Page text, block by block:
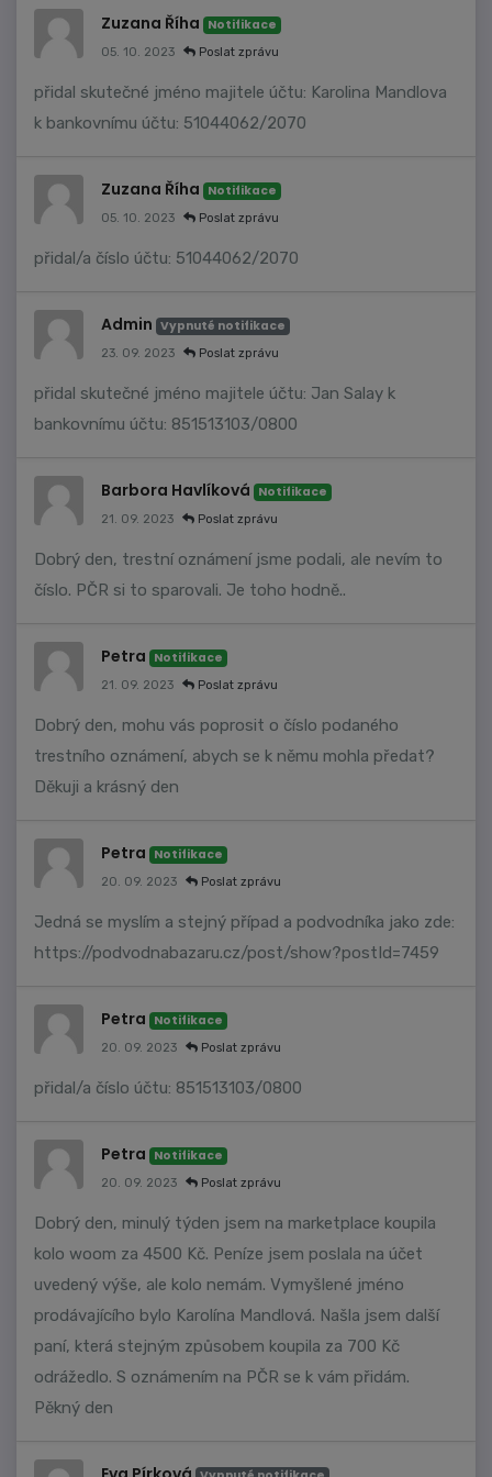
Zuzana Říha Notifikace
05. 10. 2023 Poslat zprávu
přidal skutečné jméno majitele účtu: Karolina Mandlova
k bankovnímu účtu: 51044062/2070
Zuzana Říha Notifikace
05. 10. 2023 Poslat zprávu
přidal/a číslo účtu: 51044062/2070
Admin Vypnuté notifikace
23. 09. 2023 Poslat zprávu
přidal skutečné jméno majitele účtu: Jan Salay k
bankovnímu účtu: 851513103/0800
Barbora Havlíková Notifikace
21. 09. 2023 Poslat zprávu
Dobrý den, trestní oznámení jsme podali, ale nevím to
číslo. PČR si to sparovali. Je toho hodně..
Petra Notifikace
21. 09. 2023 Poslat zprávu
Dobrý den, mohu vás poprosit o číslo podaného
trestního oznámení, abych se k němu mohla předat?
Děkuji a krásný den
Petra Notifikace
20. 09. 2023 Poslat zprávu
Jedná se myslím a stejný případ a podvodníka jako zde:
https://podvodnabazaru.cz/post/show?postId=7459
Petra Notifikace
20. 09. 2023 Poslat zprávu
přidal/a číslo účtu: 851513103/0800
Petra Notifikace
20. 09. 2023 Poslat zprávu
Dobrý den, minulý týden jsem na marketplace koupila
kolo woom za 4500 Kč. Peníze jsem poslala na účet
uvedený výše, ale kolo nemám. Vymyšlené jméno
prodávajícího bylo Karolína Mandlová. Našla jsem další
paní, která stejným způsobem koupila za 700 Kč
odrážedlo. S oznámením na PČR se k vám přidám.
Pěkný den